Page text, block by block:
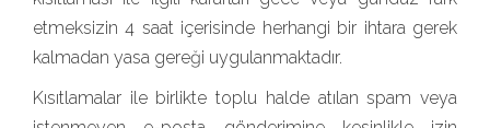
etmeksizin 4 saat içerisinde herhangi bir ihtara gerek
kalmadan yasa gereği uygulanmaktadır.
Kısıtlamalar ile birlikte toplu halde atılan spam veya